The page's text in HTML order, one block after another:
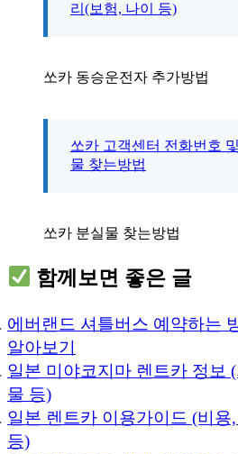
리(보험, 나이 등)
쏘카 동승운전자 추가방법
쏘카 고객센터 전화번호
물 찾는방법
쏘카 분실물 찾는방법
함께보면 좋은 글
에버랜드 셔틀버스 예약하는
알아보기
일본 미야코지마 렌트카 정보
물 등)
일본 렌트카 이용가이드 (비
등)